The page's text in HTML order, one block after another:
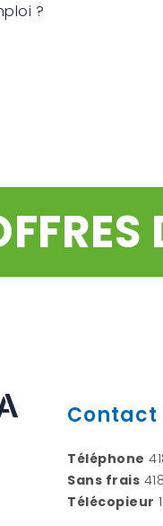
?
Contact
Téléphone
Sans frais
Télécopieur